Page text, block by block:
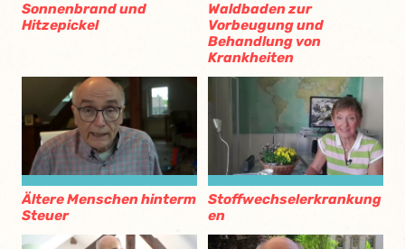
Sonnenbrand und
Hitzepickel
Waldbaden zur
Vorbeugung und
Behandlung von
Krankheiten
Ältere Menschen hinterm
Steuer
Stoffwechselerkrankung
en